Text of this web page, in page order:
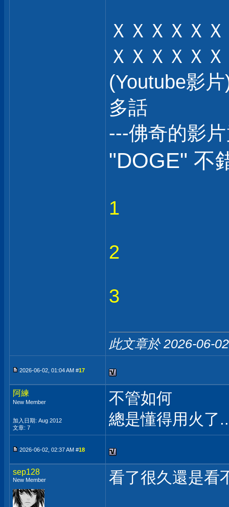
ＸＸＸＸＸ
ＸＸＸＸＸ
(Youtube影
多話
---佛奇的影
"DOGE" 不
1
2
3
此文章於 2026-06-
2026-06-02, 01:04 AM #17
阿練
New Member
加入日期: Aug 2012
文章: 7
不管如何
總是懂得用火了
2026-06-02, 02:37 AM #18
sep128
New Member 看了很久還是看